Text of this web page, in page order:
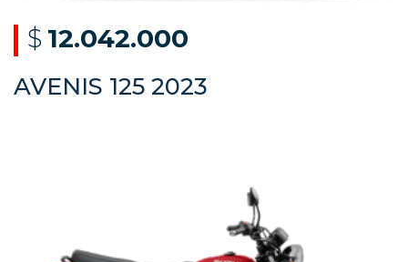
$ 12.042.000
AVENIS 125 2023